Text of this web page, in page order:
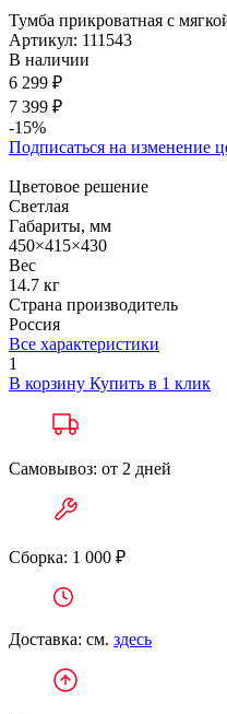
Тумба прикроватная с
Артикул: 111543
В наличии
6 299 ₽
7 399 ₽
-15%
Подписаться на изменение
Цветовое решение
Светлая
Габариты, мм
450×415×430
Вес
14.7 кг
Страна производитель
Россия
Все характеристики
1
В корзину Купить в 1 клик
Самовывоз: от 2 дней
Сборка: 1 000 ₽
Доставка: см. здесь